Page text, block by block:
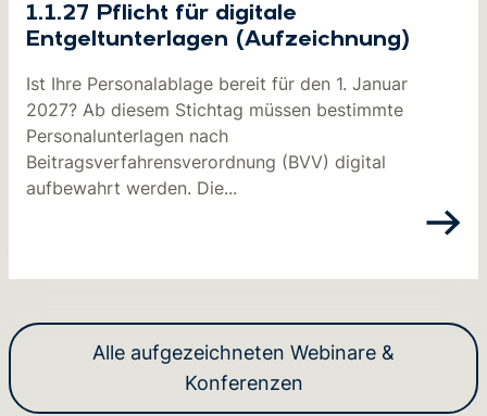
1.1.27 Pflicht für digitale
Entgeltunterlagen (Aufzeichnung)
Ist Ihre Personalablage bereit für den 1. Januar
2027? Ab diesem Stichtag müssen bestimmte
Personalunterlagen nach
Beitragsverfahrensverordnung (BVV) digital
aufbewahrt werden. Die...
Alle aufgezeichneten Webinare &
Konferenzen